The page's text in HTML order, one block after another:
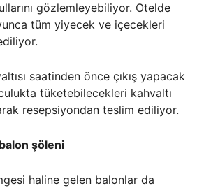
gözlemleyebiliyor. Otelde
tüm yiyecek ve içecekleri
saatinden önce çıkış yapacak
tüketebilecekleri kahvaltı
resepsiyondan teslim ediliyor.
şöleni
haline gelen balonlar da